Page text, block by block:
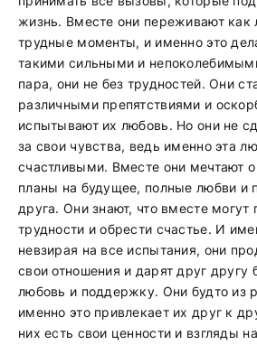
жизнь. Вместе они переживают как
трудные моменты, и именно это
такими сильными и
пара, они не без трудностей. Они
различными препятствиями и
испытывают их любовь. Но они не
за свои чувства, ведь именно эта
счастливыми. Вместе они мечтают
планы на будущее, полные любви и
друга. Они знают, что вместе
трудности и обрести счастье. И
невзирая на все испытания, они
свои отношения и дарят друг другу
любовь и поддержку. Они будто из
именно это привлекает их друг к
них есть свои ценности и взгляды